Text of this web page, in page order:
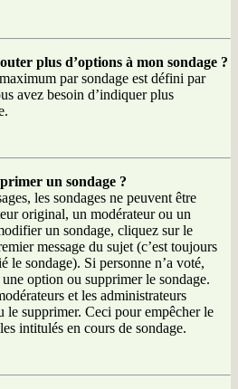
plus d’options à mon sondage ?
par sondage est défini par
avez besoin d’indiquer plus
un sondage ?
les sondages ne peuvent être
original, un modérateur ou un
un sondage, cliquez sur le
message du sujet (c’est toujours
le sondage). Si personne n’a voté,
option ou supprimer le sondage.
et les administrateurs
le supprimer. Ceci pour empêcher le
intitulés en cours de sondage.